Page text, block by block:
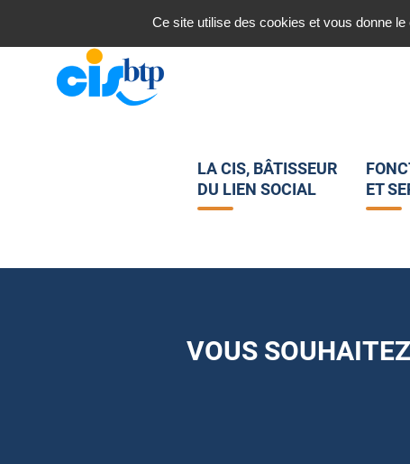
Nous contacter
LA CIS, BÂTISSEUR
DU LIEN SOCIAL
ET
VOUS
Ce site utilise des cookies et vous donne